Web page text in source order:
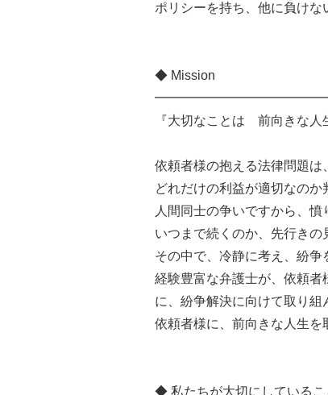
ポリシーを持ち、他に負けな
◆ Mission
『大切なことは 前向きな人
依頼者様の抱える法律問題は
どれだけの利益が適切なのか
人間同士の争いですから、憤
いつまで続くのか、先行きの
その中で、冷静に考え、紛争
経験豊富な弁護士が、依頼
に、紛争解決に向けて取り組
依頼者様に、前向きな人生を
◆ 私たちが大切にしているこ